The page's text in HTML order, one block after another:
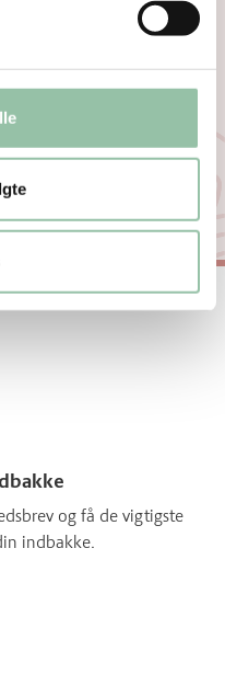
g rå vægt
og få de vigtigste
indbakke.